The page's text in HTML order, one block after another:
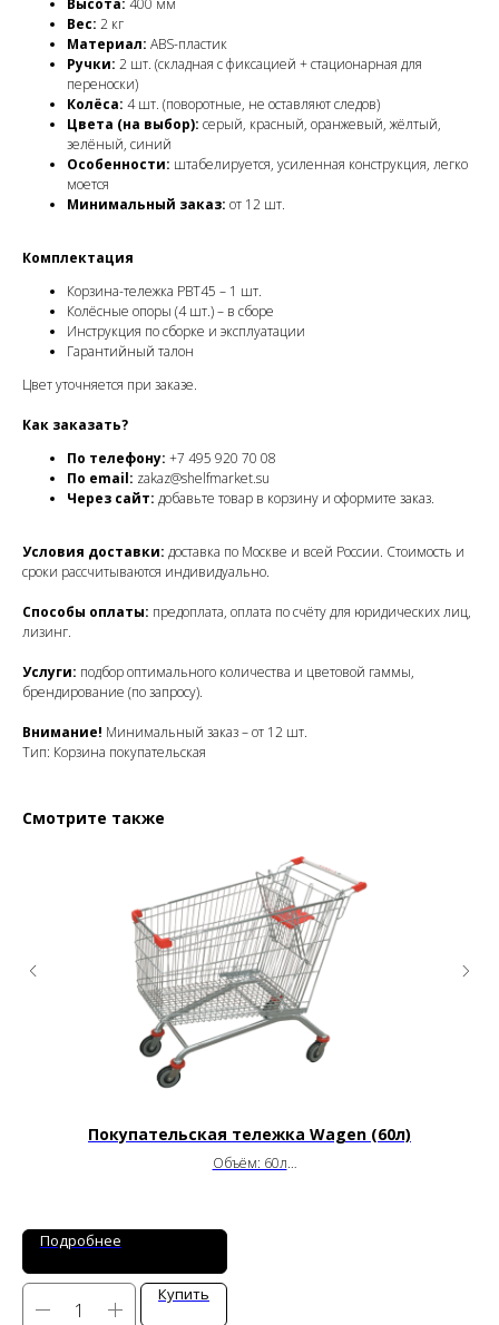
Высота: 400 мм
Вес: 2 кг
Материал: ABS-пластик
Ручки: 2 шт. (складная с фиксацией + стационарная для
переноски)
Колёса: 4 шт. (поворотные, не оставляют следов)
Цвета (на выбор): серый, красный, оранжевый, жёлтый,
зелёный, синий
Особенности: штабелируется, усиленная конструкция, легко
моется
Минимальный заказ: от 12 шт.
Комплектация
Корзина-тележка PBT45 – 1 шт.
Колёсные опоры (4 шт.) – в сборе
Инструкция по сборке и эксплуатации
Гарантийный талон
Цвет уточняется при заказе.
Как заказать?
По телефону: +7 495 920 70 08
По email: zakaz@shelfmarket.su
Через сайт: добавьте товар в корзину и оформите заказ.
Условия доставки: доставка по Москве и всей России. Стоимость и
сроки рассчитываются индивидуально.
Способы оплаты: предоплата, оплата по счёту для юридических лиц,
лизинг.
Услуги: подбор оптимального количества и цветовой гаммы,
брендирование (по запросу).
Внимание! Минимальный заказ – от 12 шт.
Тип: Корзина покупательская
Смотрите также
Покупательская тележка Wagen (60л)
Объём: 60л
Подробнее
Купить